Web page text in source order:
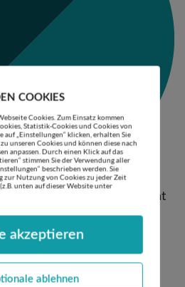
vor allem gelernt
COOKIES
Cookies. Zum Einsatz kommen
Statistik-Cookies und Cookies von
„Einstellungen“ klicken, erhalten Sie
unseren Cookies und können diese nach
anpassen. Durch einen Klick auf das
stimmen Sie der Verwendung aller
beschrieben werden. Sie
zur Nutzung von Cookies zu jeder Zeit
unten auf dieser Website unter
akzeptieren
ablehnen